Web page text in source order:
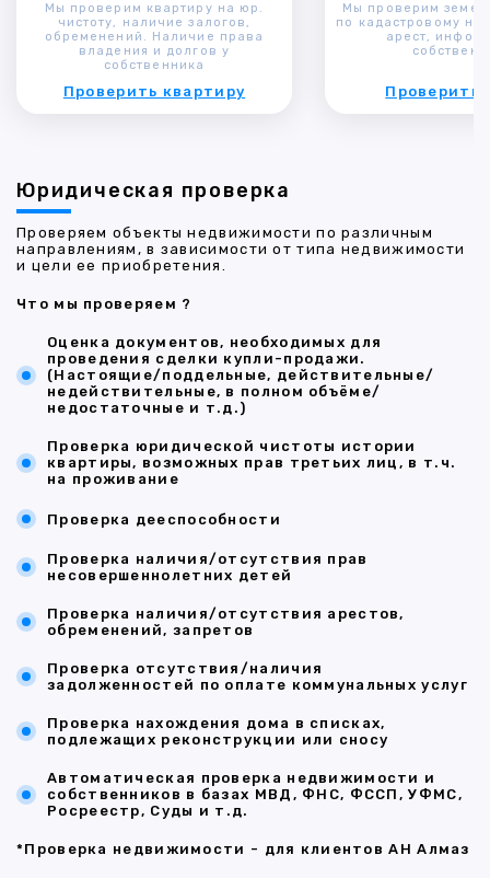
Мы проверим квартиру на юр.
чистоту, наличие залогов,
обременений. Наличие права
владения и долгов у
собственника
Проверить квартиру
Мы проверим
по кадастровому
арест,
Проверить
Юридическая проверка
Проверяем объекты недвижимости по различным
направлениям, в зависимости от типа недвижимости
и цели ее приобретения.
Что мы проверяем ?
Оценка документов, необходимых для
проведения сделки купли-продажи.
(Настоящие/поддельные, действительные/
недействительные, в полном объёме/
недостаточные и т.д.)
Проверка юридической чистоты истории
квартиры, возможных прав третьих лиц, в т.ч.
на проживание
Проверка дееспособности
Проверка наличия/отсутствия прав
несовершеннолетних детей
Проверка наличия/отсутствия арестов,
обременений, запретов
Проверка отсутствия/наличия
задолженностей по оплате коммунальных услуг
Проверка нахождения дома в списках,
подлежащих реконструкции или сносу
Автоматическая проверка недвижимости и
собственников в базах МВД, ФНС, ФССП, УФМС,
Росреестр, Суды и т.д.
*Проверка недвижимости - для клиентов АН Алмаз